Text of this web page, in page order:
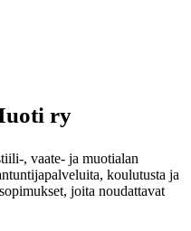
ry
, vaate- ja muotialan
koulutusta ja
joita noudattavat